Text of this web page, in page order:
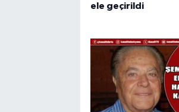
ele geçirildi